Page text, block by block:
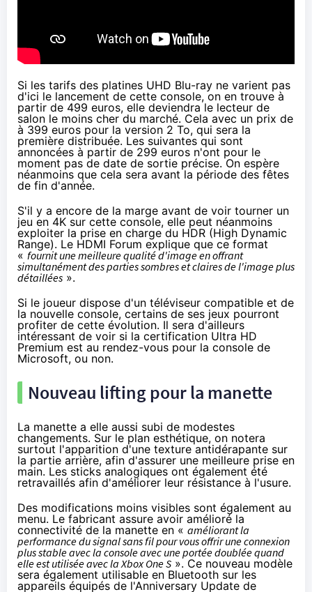
Si les tarifs des platines UHD Blu-ray ne varient pas
d'ici le lancement de cette console, on en trouve à
partir de 499 euros, elle deviendra le lecteur de
salon le moins cher du marché. Cela avec un prix de
à 399 euros pour la version 2 To, qui sera la
première distribuée. Les suivantes qui sont
annoncées à partir de 299 euros n'ont pour le
moment pas de date de sortie précise. On espère
néanmoins que cela sera avant la période des fêtes
de fin d'année.
S'il y a encore de la marge avant de voir tourner un
jeu en 4K sur cette console, elle peut néanmoins
exploiter la prise en charge du HDR (High Dynamic
Range). Le HDMI Forum explique que ce format
« fournit une meilleure qualité d'image en offrant
simultanément des parties sombres et claires de l'image plus
détaillées ».
Si le joueur dispose d'un téléviseur compatible et de
la nouvelle console, certains de ses jeux pourront
profiter de cette évolution. Il sera d'ailleurs
intéressant de voir si la certification Ultra HD
Premium est au rendez-vous pour la console de
Microsoft, ou non.
Nouveau lifting pour la manette
La manette a elle aussi subi de modestes
changements. Sur le plan esthétique, on notera
surtout l'apparition d'une texture antidérapante sur
la partie arrière, afin d'assurer une meilleure prise en
main. Les sticks analogiques ont également été
retravaillés afin d'améliorer leur résistance à l'usure.
Des modifications moins visibles sont également au
menu. Le fabricant assure avoir amélioré la
connectivité de la manette en « améliorant la
performance du signal sans fil pour vous offrir une connexion
plus stable avec la console avec une portée doublée quand
elle est utilisée avec la Xbox OneS ». Ce nouveau modèle
sera également utilisable en Bluetooth sur les
appareils équipés de l'Anniversary Update de